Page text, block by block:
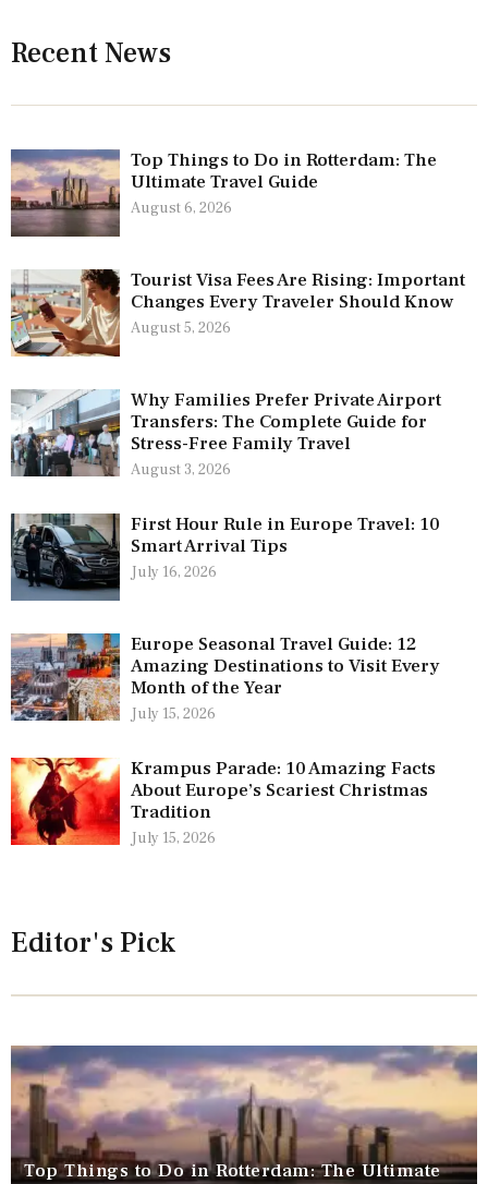
Recent News
Top Things to Do in Rotterdam: The
Ultimate Travel Guide
August 6, 2026
Tourist Visa Fees Are Rising: Important
Changes Every Traveler Should Know
August 5, 2026
Why Families Prefer Private Airport
Transfers: The Complete Guide for
Stress-Free Family Travel
August 3, 2026
First Hour Rule in Europe Travel: 10
Smart Arrival Tips
July 16, 2026
Europe Seasonal Travel Guide: 12
Amazing Destinations to Visit Every
Month of the Year
July 15, 2026
Krampus Parade: 10 Amazing Facts
About Europe’s Scariest Christmas
Tradition
July 15, 2026
Editor's Pick
Top Things to Do in Rotterdam: The Ultimate